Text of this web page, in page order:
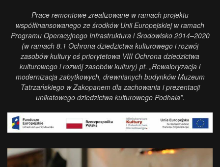
Prace remontowe zrealizowane w ramach projektu
współfinansowanego ze środków Unii Europejskiej w ramach
Programu Operacyjnego Infrastruktura i Środowisko 2014–2020
(w ramach 8.1 Ochrona dziedzictwa kulturowego i rozwój
zasobów kultury oś priorytetowa VIII Ochrona dziedzictwa
kulturowego i rozwój zasobów kultury) pt. „Rewaloryzacja i
modernizacja zabytkowych, drewnianych budynków Muzeum
Tatrzańskiego w Zakopanem dla zachowania i prezentacji
unikatowego dziedzictwa kulturowego Podhala”.